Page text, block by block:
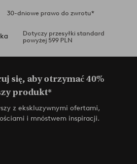
30-dniowe prawo do zwrotu*
Dotyczy przesyłki standard
powyżej 599 PLN
się, aby otrzymać 40%
produkt*
z ekskluzywnymi ofertami,
i mnóstwem inspiracji.